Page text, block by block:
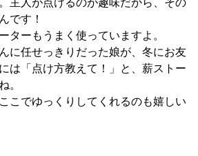
です！
ターもうまく使っていますよ。
に任せっきりだった娘が、冬にお友
は「点け方教えて！」と、薪ストー
。
こでゆっくりしてくれるのも嬉しい